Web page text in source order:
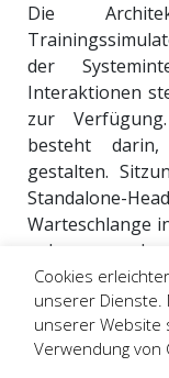
Die
der
Interaktionen
zur
besteht
gestalten.
Standalone-
Warteschlange
gelangen und
dass
verwertbare
Diese
Cookies
unserer Dienste.
unserer Website
Verwendung von